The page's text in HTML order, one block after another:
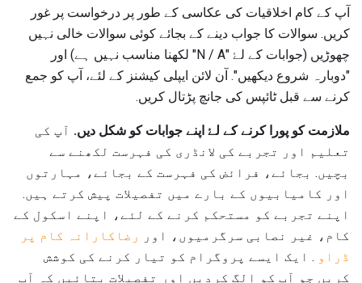
آپ کے کام اخلاقیات کی عکاسی کے طور پر درخواست پر غور
کریں. سوالات کا جواب دینے کے بجائے کوئی سوالات خالی نہیں
چھوڑیں (جوابات کے لۓ "N / A" لکھنا مناسب نہیں ہے) اور
"دوبارہ شروع دیکھیں". آن لائن ایپلی کیشنز کے لئے، آپ کو جمع
کرنے سے قبل ٹائپس کی جانچ پڑتال کریں.
ملازمت کو پورا کرنے کے لۓ اپنے جوابات کو شکل دیں. آپ کی
تعلیم اور تجربے کی لانڈری کی فہرست لکھنے سے
بچیں. بجائے، فرائض کی فہرست کے بجائے، مہارتوں
اور کامیابیوں کے بارے میں تفصیلات پیش کرتے ہیں.
اپنے تجربے کو مستحکم کرنے کے لئے، اپنے اسکول کے
کام، غیر نصابی سرگرمیوں، اور
رضاکارانہ کام پر
ڈراو . ایک ایسے پروگرام کو تیار کرنے کی کوشش
کریں جو آپ کو الگ کردیں اور تفصیلات بتائیں کہ آپ